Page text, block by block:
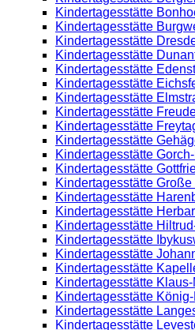
Kindertagesstätte
Kindertagesstätte
Kindertagesstätte
Kindertagesstätte
Kindertagesstätte
Kindertagesstätte
Kindertagesstätte
Kindertagesstätte
Kindertagesstätte
Kindertagesstätte
Kindertagesstätte
Kindertagesstätte
Kindertagesstätte
Kindertagesstätte
Kindertagesstätte
Kindertagesstätte
Kindertagesstätte
Kindertagesstätte
Kindertagesstätte
Kindertagesstätte
Kindertagesstätte
Kindertagesstätte
Kindertagesstätte